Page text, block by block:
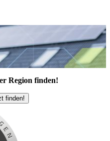
Region finden!